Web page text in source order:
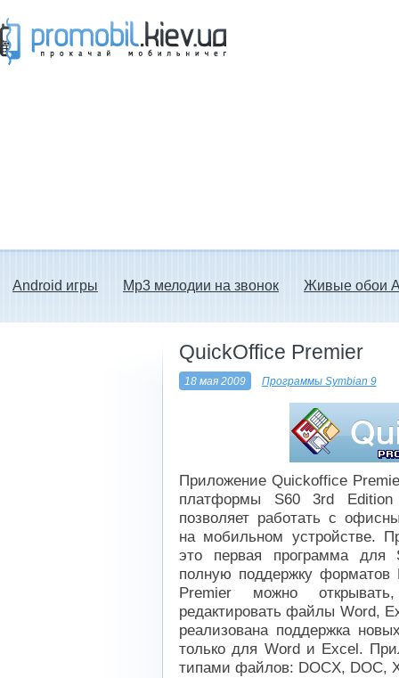
Android игры Mp3 мелодии на звонок Живые обои
QuickOffice Premier
18 мая 2009 Программы Symbian 9
Приложение Quickoffice
платформы S60 3rd Edition
позволяет работать с
на мобильном устройстве.
это первая программа для
полную поддержку
Premier можно
редактировать файлы Word,
реализована поддержка
только для Word и Excel.
типами файлов: DOCX, DOC,